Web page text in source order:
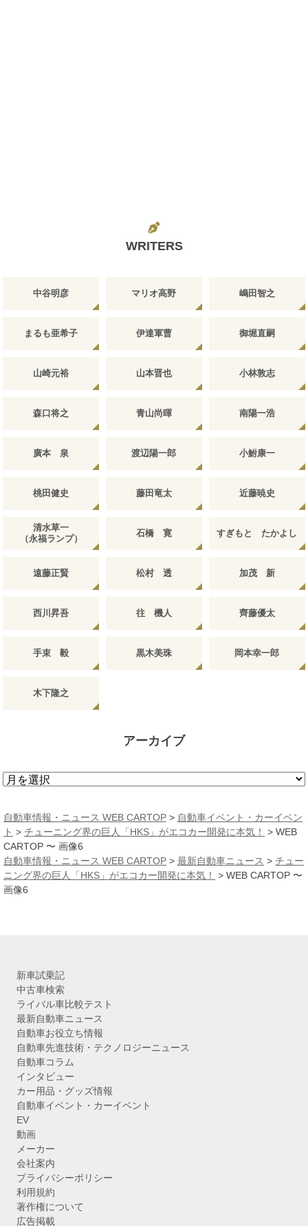
WRITERS
中谷明彦 マリオ高野 嶋田智之
まるも亜希子 伊達軍曹 御堀直嗣
山崎元裕 山本晋也 小林敦志
森口将之 青山尚暉 南陽一浩
廣本 泉 渡辺陽一郎 小鮒康一
桃田健史 藤田竜太 近藤暁史
清水草一
（永福ランプ）
石橋 寛 すぎもと たかよし
遠藤正賢 松村 透 加茂 新
西川昇吾 往 機人 齊藤優太
手束 毅 黒木美珠 岡本幸一郎
木下隆之
アーカイブ
ア
カ
イ
ブ
自動車情報・ニュース WEB CARTOP > 自動車イベント・カーイベン
ト > チューニング界の巨人「HKS」がエコカー開発に本気！ > WEB
CARTOP 〜 画像6
自動車情報・ニュース WEB CARTOP > 最新自動車ニュース > チュー
ニング界の巨人「HKS」がエコカー開発に本気！
> WEB CARTOP 〜
画像6
新車試乗記
中古車検索
ライバル車比較テスト
最新自動車ニュース
自動車お役立ち情報
自動車先進技術・テクノロジーニュース
自動車コラム
インタビュー
カー用品・グッズ情報
自動車イベント・カーイベント
EV
動画
メーカー
会社案内
プライバシーポリシー
利用規約
著作権について
広告掲載